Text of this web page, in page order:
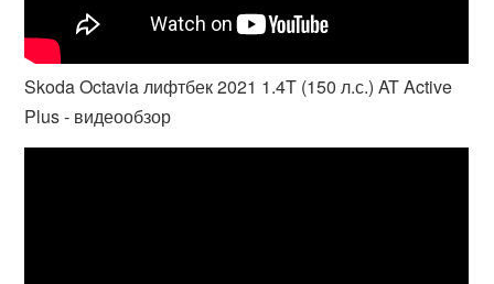
Skoda Octavia лифтбек 2021 1.4T (150 л.с.) AT Active
Plus - видеообзор